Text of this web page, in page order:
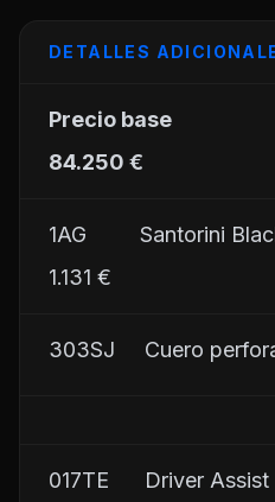
DETALLES
Precio base
84.250 €
1AG         Santorini
1.131 €
303SJ     Cuero
017TE      Driver Assist